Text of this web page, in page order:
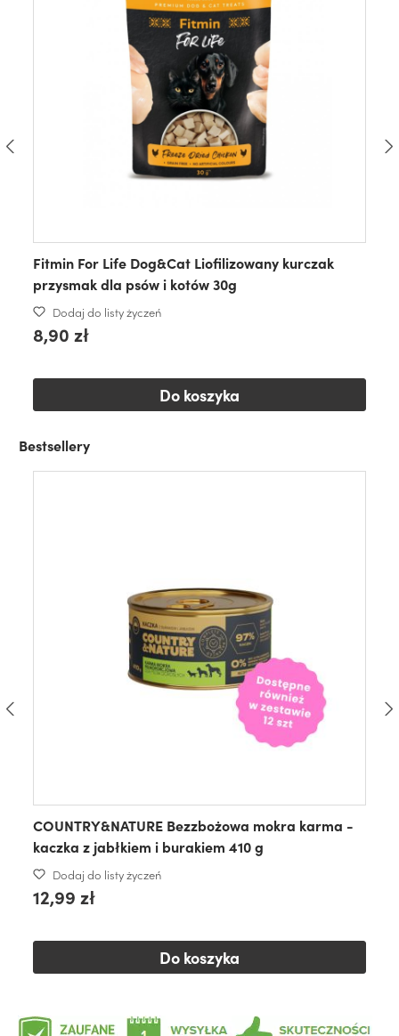
Fitmin For Life Dog&Cat Liofilizowany kurczak
przysmak dla psów i kotów 30g
Dodaj do listy życzeń
8,90 zł
Do koszyka
Bestsellery
COUNTRY&NATURE Bezzbożowa mokra karma -
kaczka z jabłkiem i burakiem 410 g
Dodaj do listy życzeń
12,99 zł
Do koszyka